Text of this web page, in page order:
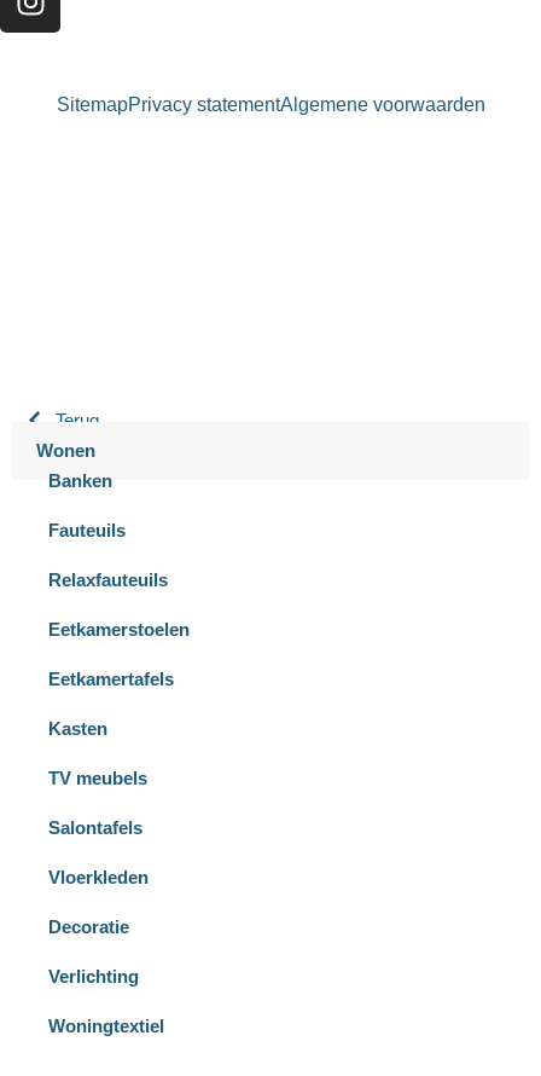
SitemapPrivacy statementAlgemene voorwaarden
Terug
Wonen
Banken
Fauteuils
Relaxfauteuils
Eetkamerstoelen
Eetkamertafels
Kasten
TV meubels
Salontafels
Vloerkleden
Decoratie
Verlichting
Woningtextiel